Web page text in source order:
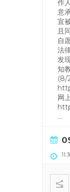
作
意
宣
且
自
法
发
知
(8/
网
...